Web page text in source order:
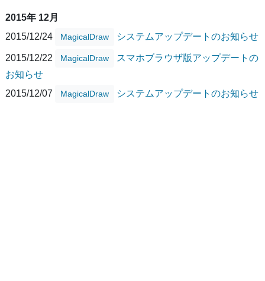
2015年 12月
2015/12/24
MagicalDraw システムアップデートのお知らせ
2015/12/22 MagicalDraw
スマホブラウザ版アップデートの
お知らせ
2015/12/07
MagicalDraw システムアップデートのお知らせ